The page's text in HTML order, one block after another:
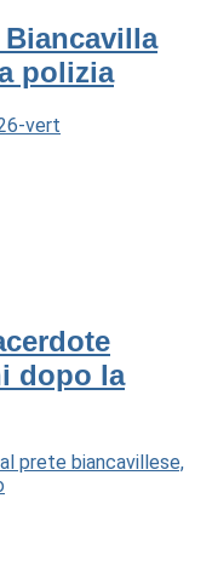
polizia
dopo la
prete biancavillese,